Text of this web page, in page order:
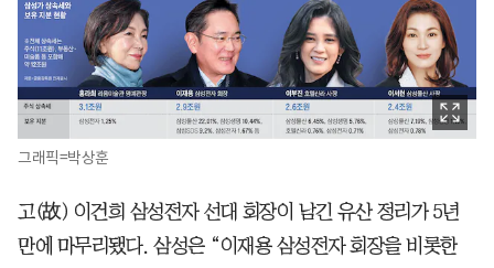
그래픽=박상훈
고(故) 이건희 삼성전자 선대 회장이 남긴 유산 정리가 5년
만에 마무리됐다. 삼성은 “이재용 삼성전자 회장을 비롯한